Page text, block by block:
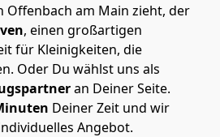
Offenbach am Main zieht, der
, einen großartigen
für Kleinigkeiten, die
Oder Du wählst uns als
an Deiner Seite.
Deiner Zeit und wir
Angebot.